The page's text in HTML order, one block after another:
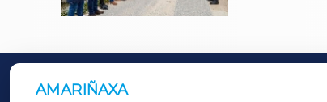
AMARIÑAXA
OUTROS PERIÓDICOS